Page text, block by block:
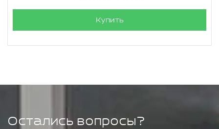
Купить
Остались вопросы?